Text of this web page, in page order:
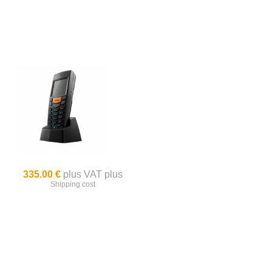
335.00 € plus VAT plus
Shipping cost